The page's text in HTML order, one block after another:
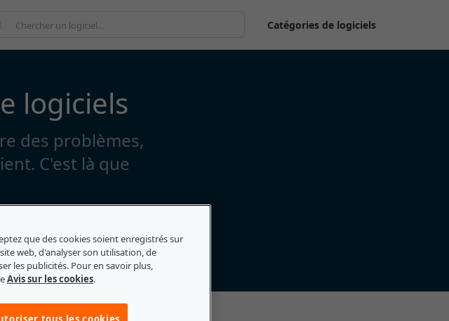
Catégories de logiciels
logiciels
des problèmes,
C'est là que
que des cookies soient enregistrés sur
web, d'analyser son utilisation, de
les publicités. Pour en savoir plus,
Avis sur les cookies.